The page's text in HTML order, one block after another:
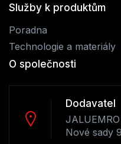
Služby k produktům
Poradna
Technologie a materiály
O společnosti
Dodavatel
Nové sady